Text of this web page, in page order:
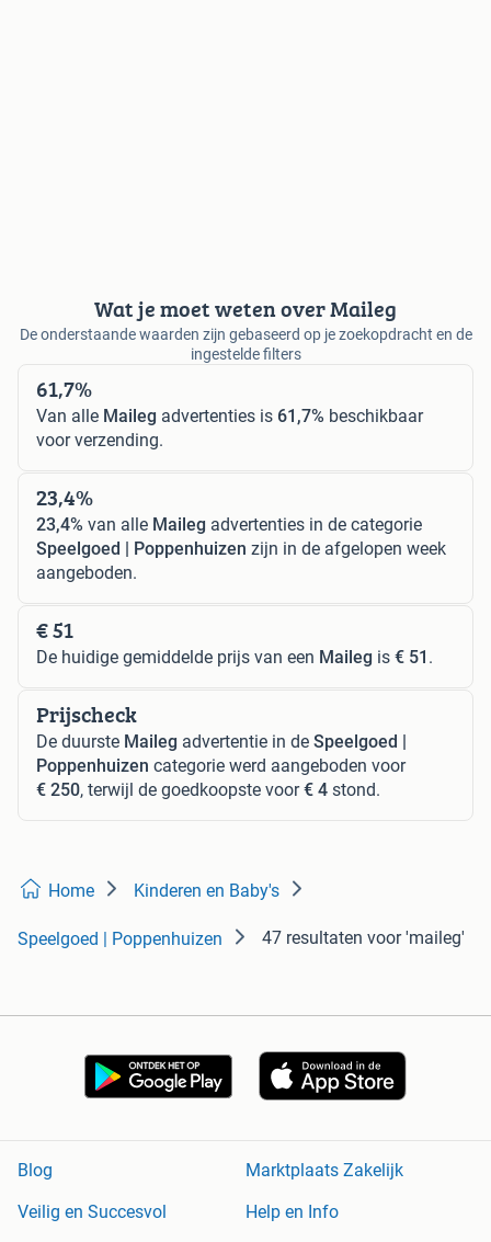
Wat je moet weten over Maileg
De onderstaande waarden zijn gebaseerd op je zoekopdracht en de
ingestelde filters
61,7%
Van alle Maileg advertenties is 61,7% beschikbaar
voor verzending.
23,4%
23,4% van alle Maileg advertenties in de categorie
Speelgoed | Poppenhuizen zijn in de afgelopen week
aangeboden.
€ 51
De huidige gemiddelde prijs van een Maileg is € 51 .
Prijscheck
De duurste Maileg advertentie in de Speelgoed |
Poppenhuizen categorie werd aangeboden voor
€ 250, terwijl de goedkoopste voor€ 4 stond.
Home Kinderen en Baby's
Speelgoed | Poppenhuizen 47 resultaten voor 'maileg'
Blog
Marktplaats Zakelijk
Veilig en Succesvol
Help en Info